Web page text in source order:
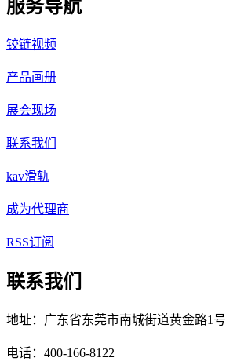
服务导航
铰链视频
产品画册
展会现场
联系我们
kav滑轨
成为代理商
RSS订阅
联系我们
地址：广东省东莞市南城街道黄金路1号
电话：400-166-8122